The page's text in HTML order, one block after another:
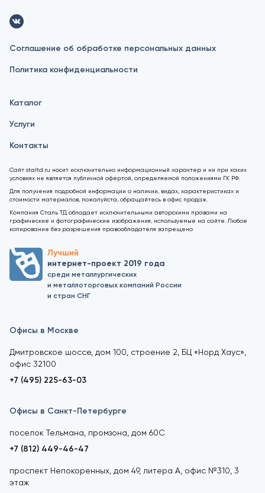
Соглашение об обработке персональных данных
Политика конфиденциальности
Каталог
Услуги
Контакты
Сайт staltd.ru носит исключительно информационный характер и ни при каких
условиях не является публичной офертой, определяемой положениями ГК РФ.
Для получения подробной информации о наличии, видах, характеристиках и
стоимости материалов, пожалуйста, обращайтесь в офис продаж.
Компания Сталь ТД обладает исключительными авторскими правами на
графические и фотографические изображения, используемые на сайте. Любое
копирование без разрешения правообладателя запрещено
Лучший
интернет-проект 2019 года
среди металлургических
и металлоторговых компаний России
и стран СНГ
Офисы в Москве
Дмитровское шоссе, дом 100, строение 2, БЦ «Норд Хаус»,
офис 32100
+7 (495) 225-63-03
Офисы в Санкт-Петербурге
поселок Тельмана, промзона, дом 60С
+7 (812) 449-46-47
проспект Непокоренных, дом 49, литера А, офис №310, 3
этаж